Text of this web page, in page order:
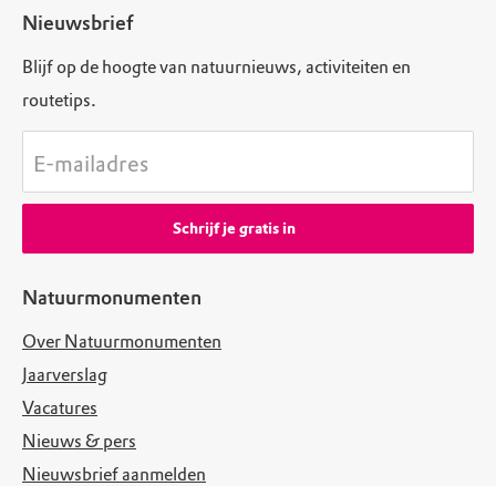
Natuurmonumenten
Over Natuurmonumenten
Jaarverslag
Vacatures
Nieuws & pers
Nieuwsbrief aanmelden
Nieuwsbrief
Blijf op de hoogte van natuurnieuws, activiteiten en
routetips.
E-mailadres
Schrijf je gratis in